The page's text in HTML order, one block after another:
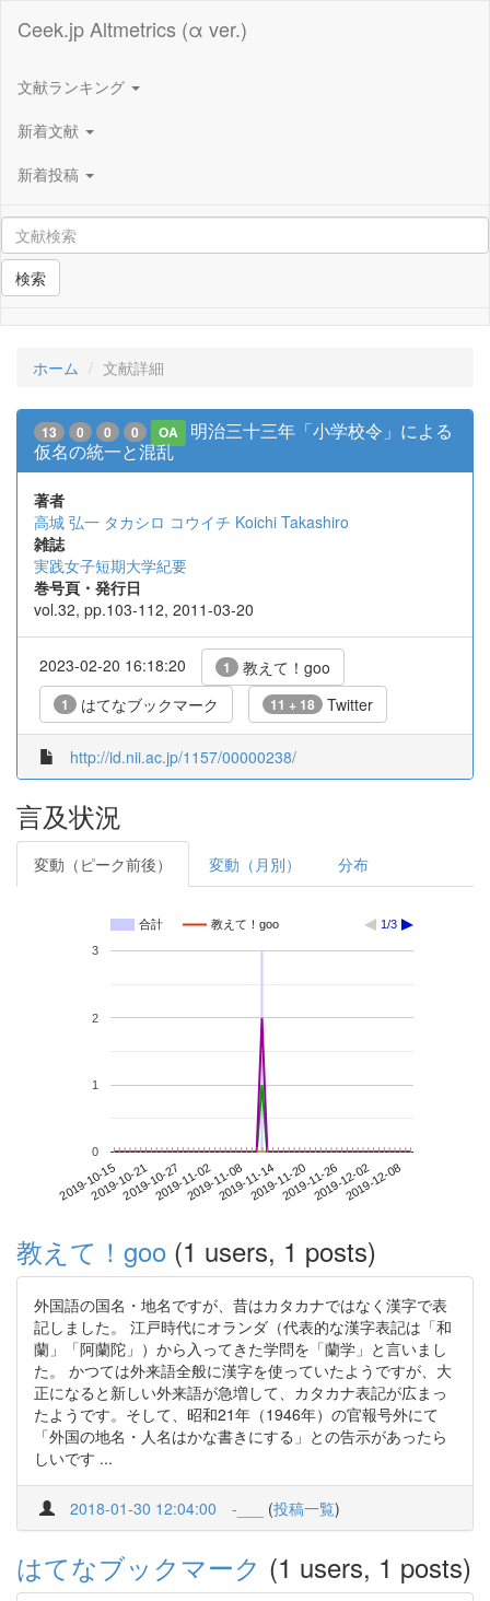
Ceek.jp Altmetrics (α ver.)
文献ランキング
新着文献
新着投稿
検索
ホーム 文献詳細
13 0 0 0 OA
明治三十三年「小学校令」による
仮名の統一と混乱
著者
高城 弘一 タカシロ コウイチ Koichi Takashiro
雑誌
実践女子短期大学紀要
巻号頁・発行日
vol.32, pp.103-112, 2011-03-20
2023-02-20 16:18:20 1 教えて！goo
1 はてなブックマーク 11 + 18 Twitter
http://id.nii.ac.jp/1157/00000238/
言及状況
変動（ピーク前後） 変動（月別） 分布
合計 教えて！goo 1/3
2019-10-152019-10-212019-10-272019-11-022019-11-082019-11-142019-11-202019-11-262019-12-022019-12-08
0
1
2
3
教えて！goo (1 users, 1 posts)
外国語の国名・地名ですが、昔はカタカナではなく漢字で表
記しました。 江戸時代にオランダ（代表的な漢字表記は「和
蘭」「阿蘭陀」）から入ってきた学問を「蘭学」と言いまし
た。 かつては外来語全般に漢字を使っていたようですが、大
正になると新しい外来語が急増して、カタカナ表記が広まっ
たようです。そして、昭和21年（1946年）の官報号外にて
「外国の地名・人名はかな書きにする」との告示があったら
しいです ...
2018-01-30 12:04:00 -___ (投稿一覧)
はてなブックマーク (1 users, 1 posts)